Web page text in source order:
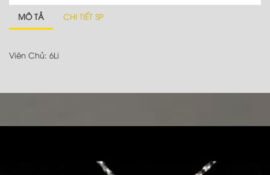
MÔ TẢ CHI TIẾT SP
Viên Chủ: 6Li